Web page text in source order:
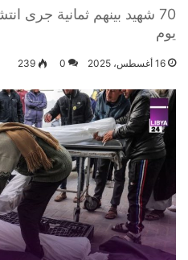
70 شهيد بينهم ثمانية جرى
يوم
16 أغسطس، 2025 0
239